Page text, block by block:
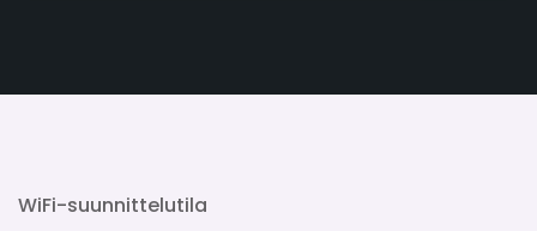
WiFi-suunnittelutila